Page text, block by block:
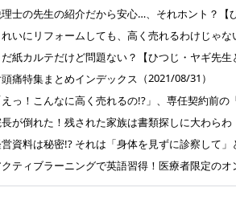
頭痛特集まとめインデックス （2021/08/31）
クティブラーニングで英語習得！医療者限定の